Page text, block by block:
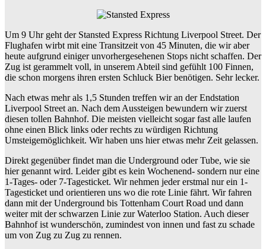
Um 9 Uhr geht der Stansted Express Richtung Liverpool Street. Der
Flughafen wirbt mit eine Transitzeit von 45 Minuten, die wir aber
heute aufgrund einiger unvorhergesehenen Stops nicht schaffen. Der
Zug ist gerammelt voll, in unserem Abteil sind gefühlt 100 Finnen,
die schon morgens ihren ersten Schluck Bier benötigen. Sehr lecker.
Nach etwas mehr als 1,5 Stunden treffen wir an der Endstation
Liverpool Street an. Nach dem Aussteigen bewundern wir zuerst
diesen tollen Bahnhof. Die meisten vielleicht sogar fast alle laufen
ohne einen Blick links oder rechts zu würdigen Richtung
Umsteigemöglichkeit. Wir haben uns hier etwas mehr Zeit gelassen.
Direkt gegenüber findet man die Underground oder Tube, wie sie
hier genannt wird. Leider gibt es kein Wochenend- sondern nur eine
1-Tages- oder 7-Tagesticket. Wir nehmen jeder erstmal nur ein 1-
Tagesticket und orientieren uns wo die rote Linie fährt. Wir fahren
dann mit der Underground bis Tottenham Court Road und dann
weiter mit der schwarzen Linie zur Waterloo Station. Auch dieser
Bahnhof ist wunderschön, zumindest von innen und fast zu schade
um von Zug zu Zug zu rennen.